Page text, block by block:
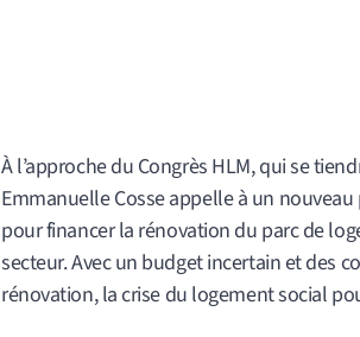
À l’approche du Congrès HLM, qui se
Emmanuelle Cosse appelle à un
pour financer la rénovation du parc de
secteur. Avec un budget incertain et des
rénovation, la crise du logement social